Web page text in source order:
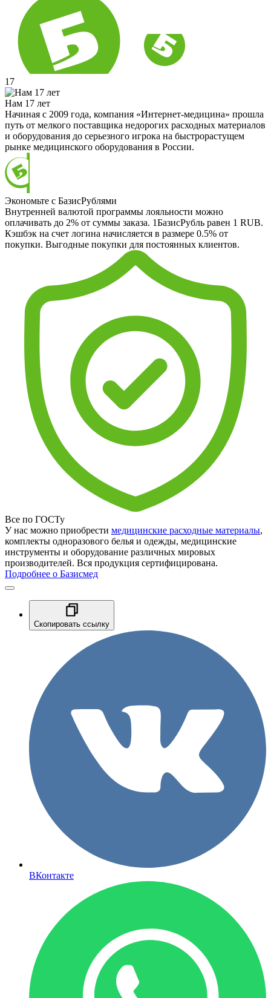
17
Нам 17 лет
Начиная с 2009 года, компания «Интернет-медицина» прошла
путь от мелкого поставщика недорогих расходных материалов
и оборудования до серьезного игрока на быстрорастущем
рынке медицинского оборудования в России.
Экономьте с БазисРублями
Внутренней валютой программы лояльности можно
оплачивать до 2% от суммы заказа. 1БазисРубль равен 1 RUB.
Кэшбэк на счет логина начисляется в размере 0.5% от
покупки. Выгодные покупки для постоянных клиентов.
Все по ГОСТу
У нас можно приобрести медицинские расходные материалы,
комплекты одноразового белья и одежды, медицинские
инструменты и оборудование различных мировых
производителей. Вся продукция сертифицирована.
Подробнее о Базисмед
Скопировать ссылку
ВКонтакте